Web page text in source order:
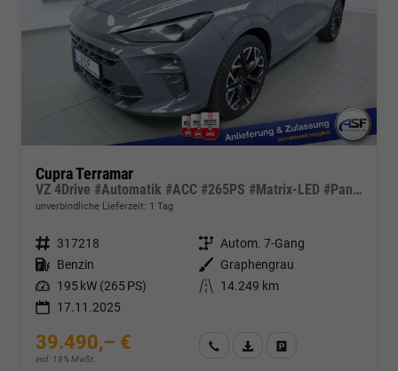
Cupra Terramar
VZ 4Drive #Automatik #ACC #265PS #Matrix-LED #Pano #HUD
unverbindliche Lieferzeit: 1 Tag
Fahrzeugnr. 317218 Getriebe Autom. 7-Gang
Kraftstoff Benzin Außenfarbe
Graphengrau
Leistung 195 kW (265 PS) Kilometerstand
14.249 km
17.11.2025
39.490,– €
incl. 19% MwSt.
Wir rufen Sie anFahrzeugexposé (PDF)